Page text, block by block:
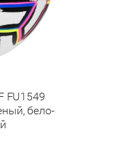
FU1549
бело-